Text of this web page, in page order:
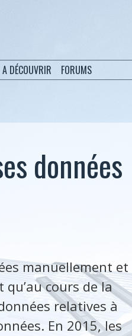
A DÉCOUVRIR FORUMS
données
manuellement et
qu’au cours de la
relatives à
En 2015, les